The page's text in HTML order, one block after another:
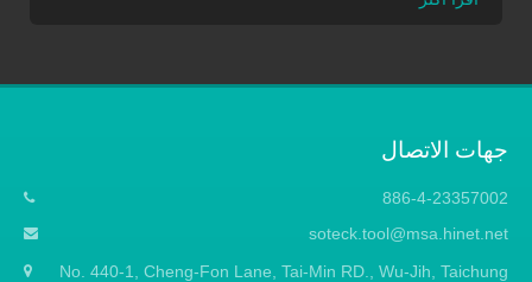
جهات الاتصال
886-4-23357002
soteck.tool@msa.hinet.net
No. 440-1, Cheng-Fon Lane, Tai-Min RD., Wu-Jih, Taichung